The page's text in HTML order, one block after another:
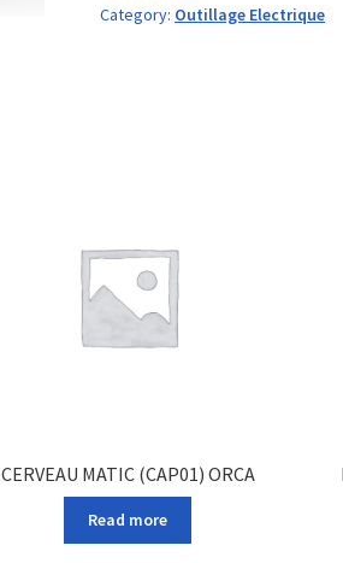
Category: Outillage Electrique
CERVEAU MATIC (CAP01) ORCA
Read more